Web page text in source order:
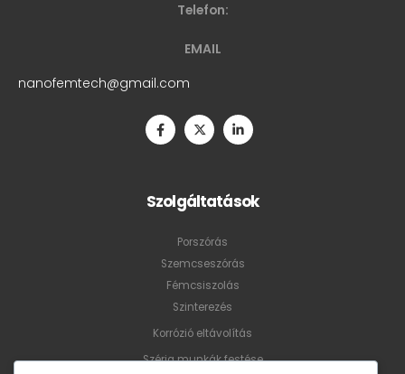
Telefon:
EMAIL
nanofemtech@gmail.com
Szolgáltatások
Porszórás
Szemcseszórás
Fémcsiszolás
Szinterezés
Korrózió eltávolítás
Széria munkák festése